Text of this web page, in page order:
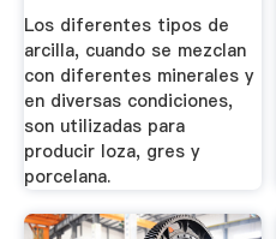
Los diferentes tipos de
arcilla, cuando se mezclan
con diferentes minerales y
en diversas condiciones,
son utilizadas para
producir loza, gres y
porcelana.